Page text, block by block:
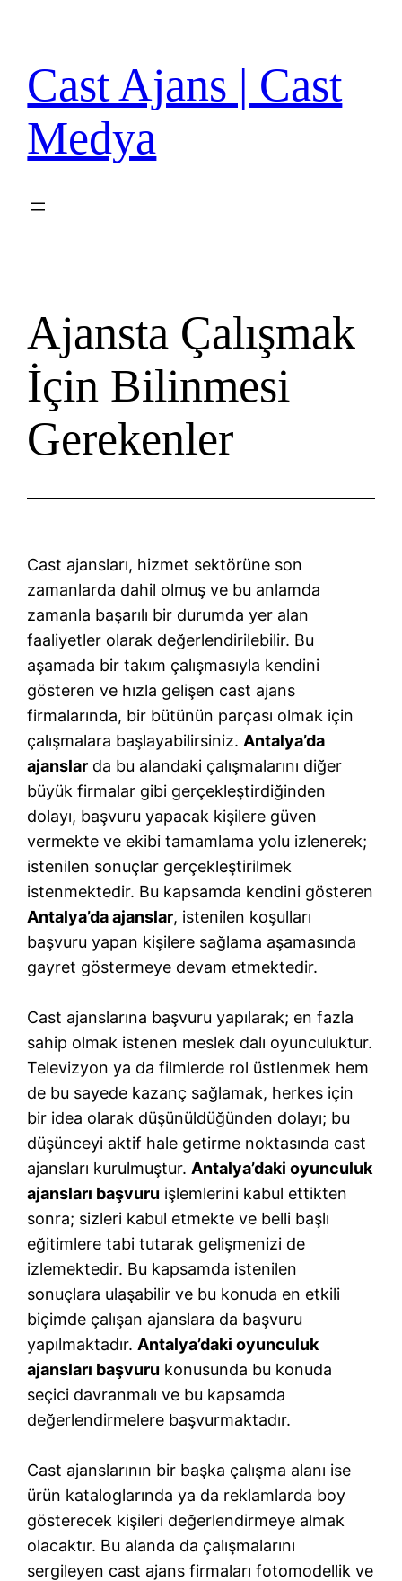
Cast Ajans | Cast
Medya
Ajansta Çalışmak
İçin Bilinmesi
Gerekenler
Cast ajansları, hizmet sektörüne son
zamanlarda dahil olmuş ve bu anlamda
zamanla başarılı bir durumda yer alan
faaliyetler olarak değerlendirilebilir. Bu
aşamada bir takım çalışmasıyla kendini
gösteren ve hızla gelişen cast ajans
firmalarında, bir bütünün parçası olmak için
çalışmalara başlayabilirsiniz. Antalya’da
ajanslar da bu alandaki çalışmalarını diğer
büyük firmalar gibi gerçekleştirdiğinden
dolayı, başvuru yapacak kişilere güven
vermekte ve ekibi tamamlama yolu izlenerek;
istenilen sonuçlar gerçekleştirilmek
istenmektedir. Bu kapsamda kendini gösteren
Antalya’da ajanslar, istenilen koşulları
başvuru yapan kişilere sağlama aşamasında
gayret göstermeye devam etmektedir.
Cast ajanslarına başvuru yapılarak; en fazla
sahip olmak istenen meslek dalı oyunculuktur.
Televizyon ya da filmlerde rol üstlenmek hem
de bu sayede kazanç sağlamak, herkes için
bir idea olarak düşünüldüğünden dolayı; bu
düşünceyi aktif hale getirme noktasında cast
ajansları kurulmuştur. Antalya’daki oyunculuk
ajansları başvuru işlemlerini kabul ettikten
sonra; sizleri kabul etmekte ve belli başlı
eğitimlere tabi tutarak gelişmenizi de
izlemektedir. Bu kapsamda istenilen
sonuçlara ulaşabilir ve bu konuda en etkili
biçimde çalışan ajanslara da başvuru
yapılmaktadır. Antalya’daki oyunculuk
ajansları başvuru konusunda bu konuda
seçici davranmalı ve bu kapsamda
değerlendirmelere başvurmaktadır.
Cast ajanslarının bir başka çalışma alanı ise
ürün kataloglarında ya da reklamlarda boy
gösterecek kişileri değerlendirmeye almak
olacaktır. Bu alanda da çalışmalarını
sergileyen cast ajans firmaları fotomodellik ve